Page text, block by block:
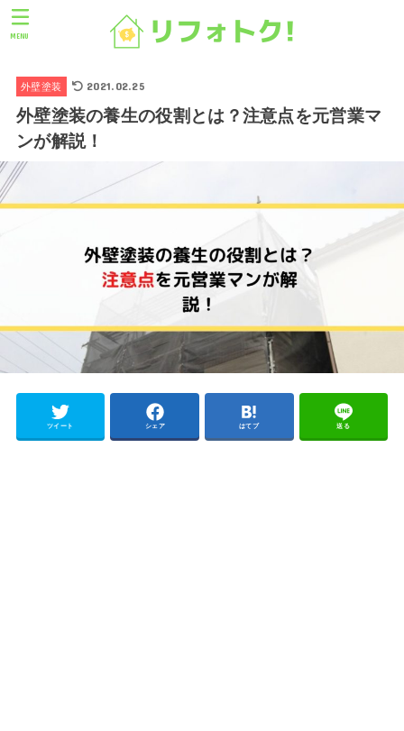
MENU
外壁塗装 2021.02.25
外壁塗装の養生の役割とは？注意点を元営業マ
ンが解説！
ツイート シェア はてブ 送る